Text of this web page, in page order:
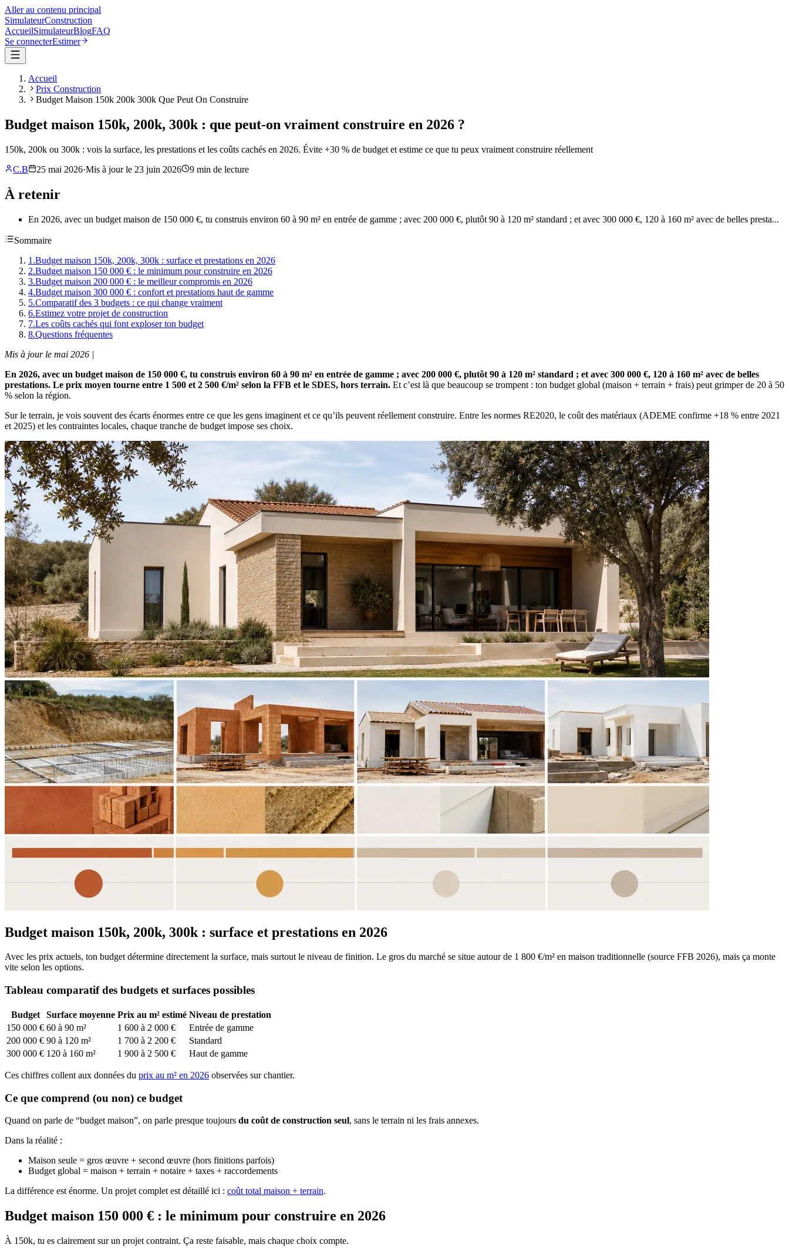
Aller au contenu principal
SimulateurConstruction
AccueilSimulateurBlogFAQ
Se connecterEstimer
Accueil
Prix Construction
Budget Maison 150k 200k 300k Que Peut On Construire
Budget maison 150k, 200k, 300k : que peut-on vraiment construire en 2026 ?
150k, 200k ou 300k : vois la surface, les prestations et les coûts cachés en 2026. Évite +30 % de budget et estime ce que tu peux vraiment construire réellement
C.B
25 mai 2026·Mis à jour le 23 juin 2026 9 min de lecture
À retenir
En 2026, avec un budget maison de 150 000 €, tu construis environ 60 à 90 m² en entrée de gamme ; avec 200 000 €, plutôt 90 à 120 m² standard ; et avec 300 000 €, 120 à 160 m² avec de belles presta...
Sommaire
1 .Budget maison 150k, 200k, 300k : surface et prestations en 2026
2.Budget maison 150 000 € : le minimum pour construire en 2026
3.Budget maison 200 000 € : le meilleur compromis en 2026
4.Budget maison 300 000 € : confort et prestations haut de gamme
5.Comparatif des 3 budgets : ce qui change vraiment
6.Estimez votre projet de construction
7.Les coûts cachés qui font exploser ton budget
8.Questions fréquentes
Mis à jour le mai 2026 |
En 2026, avec un budget maison de 150 000 €, tu construis environ 60 à 90 m² en entrée de gamme ; avec 200 000 €, plutôt 90 à 120 m² standard ; et avec 300 000 €, 120 à 160 m² avec de belles
prestations. Le prix moyen tourne entre 1 500 et 2 500 €/m² selon la FFB et le SDES, hors terrain. Et c’est là que beaucoup se trompent : ton budget global (maison + terrain + frais) peut grimper de 20 à 50
% selon la région.
Sur le terrain, je vois souvent des écarts énormes entre ce que les gens imaginent et ce qu’ils peuvent réellement construire. Entre les normes RE2020, le coût des matériaux (ADEME confirme +18 % entre 2021
et 2025) et les contraintes locales, chaque tranche de budget impose ses choix.
Budget maison 150k, 200k, 300k : surface et prestations en 2026
Avec les prix actuels, ton budget détermine directement la surface, mais surtout le niveau de finition. Le gros du marché se situe autour de 1 800 €/m² en maison traditionnelle (source FFB 2026), mais ça monte
vite selon les options.
Tableau comparatif des budgets et surfaces possibles
Budget Surface moyenne Prix au m² estimé Niveau de prestation
150 000 € 60 à 90 m² 1 600 à 2 000 €
Entrée de gamme
200 000 € 90 à 120 m² 1 700 à 2 200 €
Standard
300 000 € 120 à 160 m² 1 900 à 2 500 € Haut de gamme
Ces chiffres collent aux données du prix au m² en 2026 observées sur chantier.
Ce que comprend (ou non) ce budget
Quand on parle de “budget maison”, on parle presque toujours du coût de construction seul, sans le terrain ni les frais annexes.
Dans la réalité :
Maison seule = gros œuvre + second œuvre (hors finitions parfois)
Budget global = maison + terrain + notaire + taxes + raccordements
La différence est énorme. Un projet complet est détaillé ici : coût total maison + terrain.
Budget maison 150 000 € : le minimum pour construire en 2026
À 150k, tu es clairement sur un projet contraint. Ça reste faisable, mais chaque choix compte.